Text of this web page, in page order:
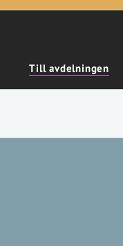
Till avdelningen